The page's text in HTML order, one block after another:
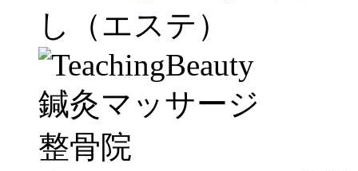
し（エステ）